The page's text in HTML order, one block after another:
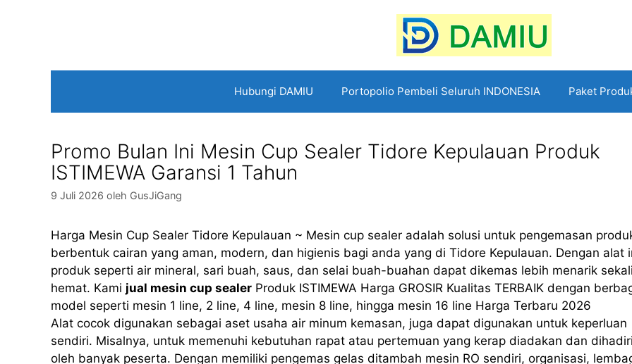
Hubungi DAMIU Portopolio Pembeli Seluruh INDONESIA Paket
Promo Bulan Ini Mesin Cup Sealer Tidore Kepulauan Produk
ISTIMEWA Garansi 1 Tahun
9 Juli 2026 oleh GusJiGang
Harga Mesin Cup Sealer Tidore Kepulauan ~ Mesin cup sealer adalah solusi untuk pengemasan
berbentuk cairan yang aman, modern, dan higienis bagi anda yang di Tidore Kepulauan. Dengan alat
produk seperti air mineral, sari buah, saus, dan selai buah-buahan dapat dikemas lebih menarik
hemat. Kami jual mesin cup sealer Produk ISTIMEWA Harga GROSIR Kualitas TERBAIK dengan
model seperti mesin 1 line, 2 line, 4 line, mesin 8 line, hingga mesin 16 line Harga Terbaru 2026
Alat cocok digunakan sebagai aset usaha air minum kemasan, juga dapat digunakan untuk keperluan
sendiri. Misalnya, untuk memenuhi kebutuhan rapat atau pertemuan yang kerap diadakan dan dihadiri
oleh banyak peserta. Dengan memiliki pengemas gelas ditambah mesin RO sendiri, organisasi,